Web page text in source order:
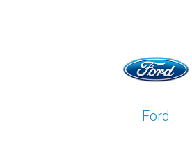
Ford